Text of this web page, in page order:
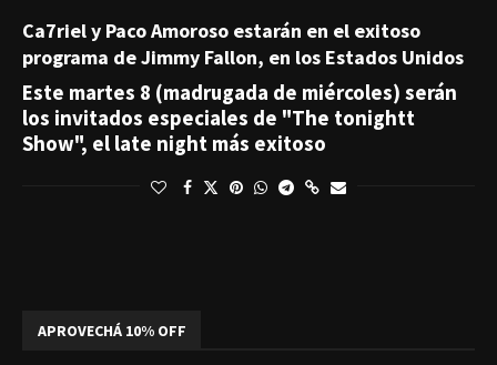
Ca7riel y Paco Amoroso estarán en el exitoso
programa de Jimmy Fallon, en los Estados Unidos
Este martes 8 (madrugada de miércoles) serán
los invitados especiales de "The tonightt
Show", el late night más exitoso
APROVECHÁ 10% OFF